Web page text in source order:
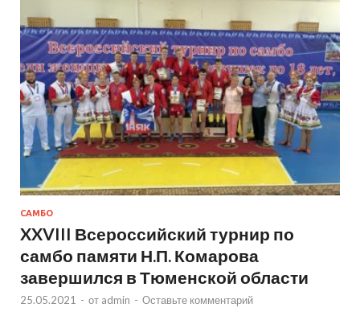
САМБО
XXVIII Всероссийский турнир по
самбо памяти Н.П. Комарова
завершился в Тюменской области
25.05.2021 - от admin - Оставьте комментарий